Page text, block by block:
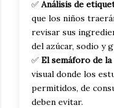
✅ Análisis de
que los niños
revisar sus
del azúcar, sodio y
✅ El semáforo de
visual donde los
permitidos, de
deben evitar.